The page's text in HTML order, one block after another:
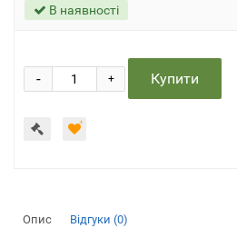
В наявності
+
- Купити
Опис Відгуки (0)